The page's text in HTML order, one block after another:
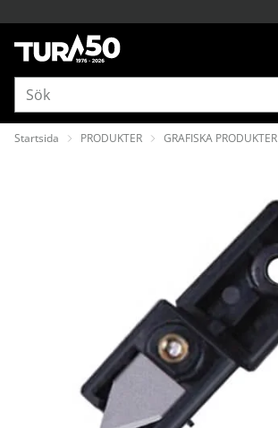
Startsida PRODUKTER GRAFISKA PRODUKTER